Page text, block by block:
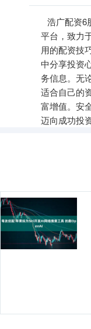
浩广配资6
平台，致力
用的配资技
中分享投资
务信息。无
适合自己的
富增值。安
迈向成功投